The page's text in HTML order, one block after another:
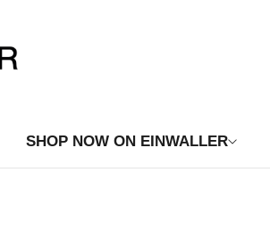
SHOP NOW ON EINWALLER